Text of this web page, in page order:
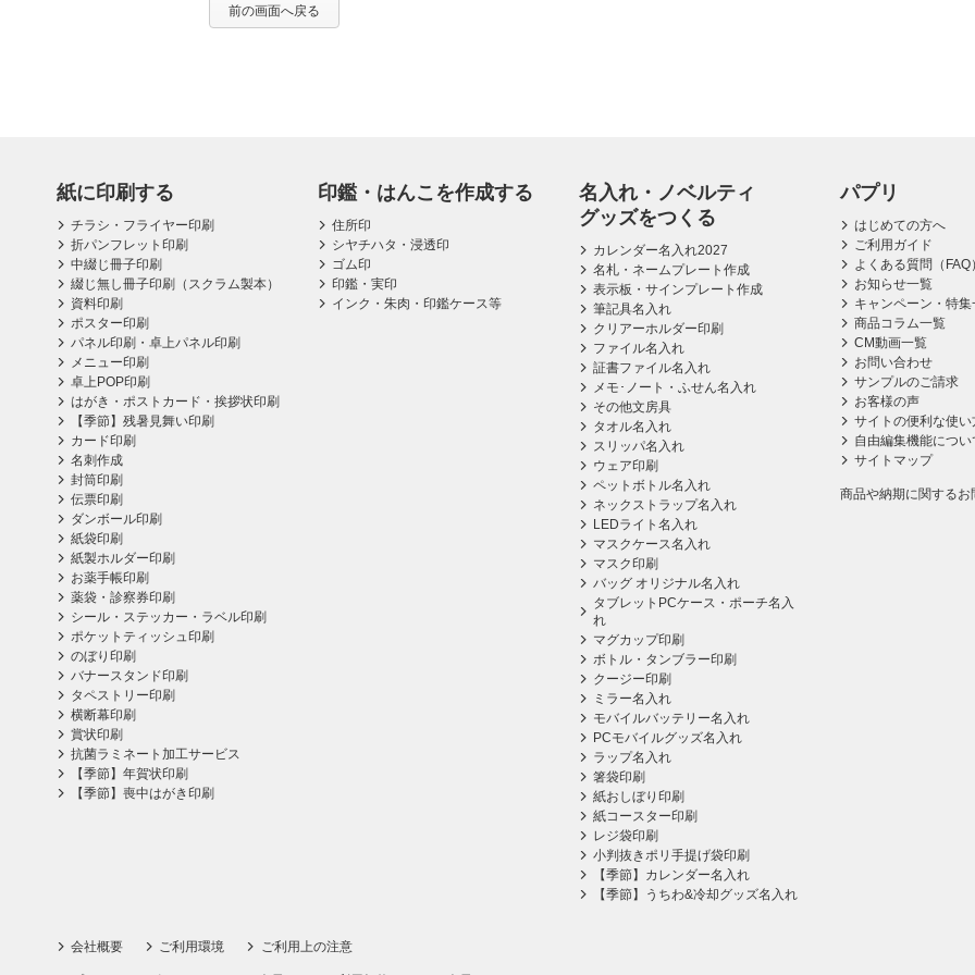
前の画面へ戻る
紙に印刷する
チラシ・フライヤー印刷
折パンフレット印刷
中綴じ冊子印刷
綴じ無し冊子印刷（スクラム製本）
資料印刷
ポスター印刷
パネル印刷・卓上パネル印刷
メニュー印刷
卓上POP印刷
はがき・ポストカード・挨拶状印刷
【季節】残暑見舞い印刷
カード印刷
名刺作成
封筒印刷
伝票印刷
ダンボール印刷
紙袋印刷
紙製ホルダー印刷
お薬手帳印刷
薬袋・診察券印刷
シール・ステッカー・ラベル印刷
ポケットティッシュ印刷
のぼり印刷
バナースタンド印刷
タペストリー印刷
横断幕印刷
賞状印刷
抗菌ラミネート加工サービス
【季節】年賀状印刷
【季節】喪中はがき印刷
印鑑・はんこを作成する
住所印
シヤチハタ・浸透印
ゴム印
印鑑・実印
インク・朱肉・印鑑ケース等
名入れ・ノベルティ
グッズをつくる
カレンダー名入れ2027
名札・ネームプレート作成
表示板・サインプレート作成
筆記具名入れ
クリアーホルダー印刷
ファイル名入れ
証書ファイル名入れ
メモ･ノート・ふせん名入れ
その他文房具
タオル名入れ
スリッパ名入れ
ウェア印刷
ペットボトル名入れ
ネックストラップ名入れ
LEDライト名入れ
マスクケース名入れ
マスク印刷
バッグ オリジナル名入れ
タブレットPCケース・ポーチ名入
れ
マグカップ印刷
ボトル・タンブラー印刷
クージー印刷
ミラー名入れ
モバイルバッテリー名入れ
PCモバイルグッズ名入れ
ラップ名入れ
箸袋印刷
紙おしぼり印刷
紙コースター印刷
レジ袋印刷
小判抜きポリ手提げ袋印刷
【季節】カレンダー名入れ
【季節】うちわ&冷却グッズ名入れ
パプリ
はじめての方へ
ご利用ガイド
よくある質問（FAQ
お知らせ一覧
キャンペーン・特集
商品コラム一覧
CM動画一覧
お問い合わせ
サンプルのご請求
お客様の声
サイトの便利な使い
自由編集機能につい
サイトマップ
商品や納期に関するお
会社概要 ご利用環境 ご利用上の注意